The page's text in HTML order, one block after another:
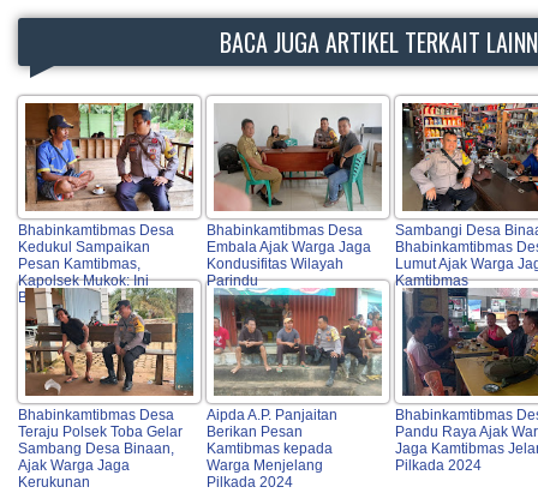
BACA JUGA ARTIKEL TERKAIT
Bhabinkamtibmas Desa
Kedukul Sampaikan
Pesan Kamtibmas,
Kapolsek Mukok: Ini
Bentuk Pelayanan Prima
Bhabinkamtibmas Desa
Embala Ajak Warga Jaga
Kondusifitas Wilayah
Parindu
Sambangi Desa
Bhabinkamtibmas
Lumut Ajak Warga
Kamtibmas
Bhabinkamtibmas Desa
Teraju Polsek Toba Gelar
Sambang Desa Binaan,
Ajak Warga Jaga
Kerukunan
Aipda A.P. Panjaitan
Berikan Pesan
Kamtibmas kepada
Warga Menjelang
Pilkada 2024
Bhabinkamtibmas
Pandu Raya Ajak
Jaga Kamtibmas
Pilkada 2024